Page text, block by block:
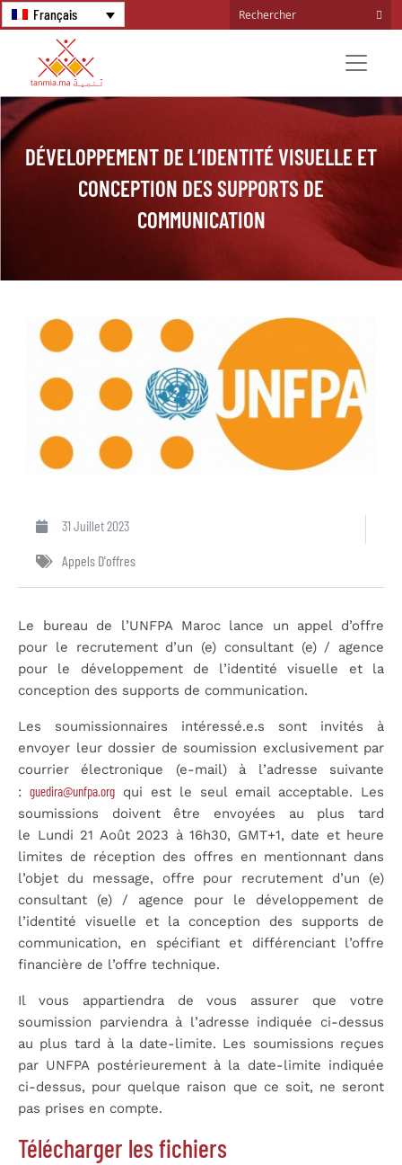
Français
DÉVELOPPEMENT DE L’IDENTITÉ VISUELLE ET
CONCEPTION DES SUPPORTS DE
COMMUNICATION
31 Juillet 2023
Appels D'offres
Le bureau de l’UNFPA Maroc lance un appel d’offre
pour le recrutement d’un (e) consultant (e) / agence
pour le développement de l’identité visuelle et la
conception des supports de communication.
Les soumissionnaires intéressé.e.s sont invités à
envoyer leur dossier de soumission exclusivement par
courrier électronique (e-mail) à l’adresse suivante
: guedira@unfpa.org qui est le seul email acceptable. Les
soumissions doivent être envoyées au plus tard
le Lundi 21 Août 2023 à 16h30, GMT+1, date et heure
limites de réception des offres en mentionnant dans
l’objet du message, offre pour recrutement d’un (e)
consultant (e) / agence pour le développement de
l’identité visuelle et la conception des supports de
communication, en spécifiant et différenciant l’offre
financière de l’offre technique.
Il vous appartiendra de vous assurer que votre
soumission parviendra à l’adresse indiquée ci-dessus
au plus tard à la date-limite. Les soumissions reçues
par UNFPA postérieurement à la date-limite indiquée
ci-dessus, pour quelque raison que ce soit, ne seront
pas prises en compte.
Télécharger les fichiers